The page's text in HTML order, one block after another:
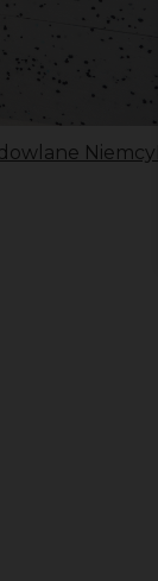
Niemcy